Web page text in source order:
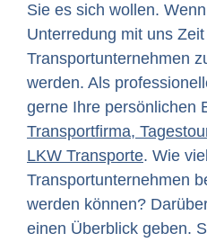
Sie es sich wollen.
Unterredung mit uns
Transportunternehmen
werden. Als
gerne Ihre persönlichen
Transportfirma,
LKW Transporte. Wie
Transportunternehmen
werden können?
einen Überblick geben.